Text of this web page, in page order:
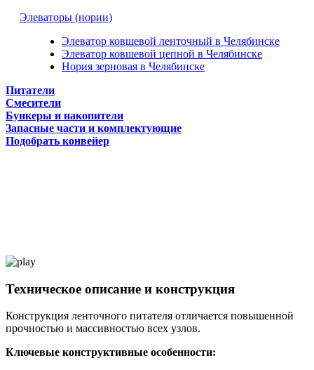
Элеваторы (нории)
Элеватор ковшевой ленточный в Челябинске
Элеватор ковшевой цепной в Челябинске
Нория зерновая в Челябинске
Питатели
Смесители
Бункеры и накопители
Запасные части и комплектующие
Подобрать конвейер
Техническое описание и конструкция
Конструкция ленточного питателя отличается повышенной
прочностью и массивностью всех узлов.
Ключевые конструктивные особенности: